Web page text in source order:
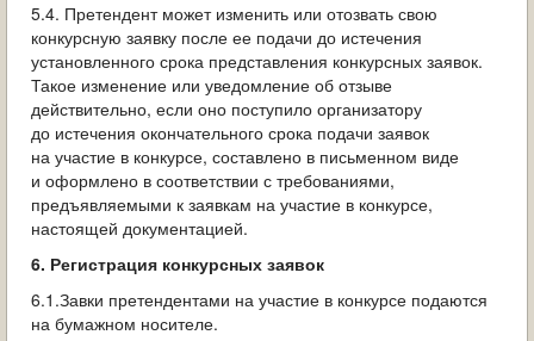
5.4. Претендент может изменить или отозвать свою
конкурсную заявку после ее подачи до истечения
установленного срока представления конкурсных заявок.
Такое изменение или уведомление об отзыве
действительно, если оно поступило организатору
до истечения окончательного срока подачи заявок
на участие в конкурсе, составлено в письменном виде
и оформлено в соответствии с требованиями,
предъявляемыми к заявкам на участие в конкурсе,
настоящей документацией.
6. Регистрация конкурсных заявок
6.1.Завки претендентами на участие в конкурсе подаются
на бумажном носителе.